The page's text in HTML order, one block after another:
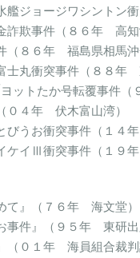
艦ジョージワシントン
詐欺事件（８６年 高
（８６年 福島県相馬
士丸衝突事件（８８年
ットたか号転覆事件
０４年 伏木富山湾）
びうお衝突事件（１４
ケイⅢ衝突事件（１９
て』（７６年 海文堂）
事件』（９５年 東研
（０１年 海員組合裁